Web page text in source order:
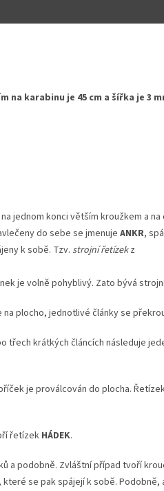
karabinu je 45 cm a šířka je 3
jednom konci větším kroužkem a
do sebe se jmenuje ANKR,
k sobě. Tzv. strojní řetízekz
je volně pohyblivý. Zato bývá
plocho, jednotlivé články se
krátkých článcích následuje
je proválcován do plocha.
řetízek HÁDEK.
a podobně. Zvláštní případ tvoří
se pak spájejí k sobě.